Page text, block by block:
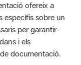
ofereix a
específis sobre un
per garantir-
i els
documentació.